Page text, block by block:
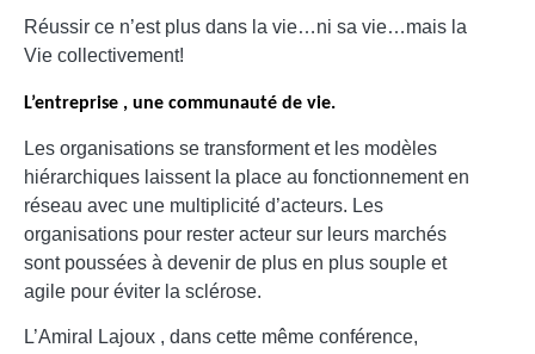
Réussir ce n’est plus dans la vie…ni sa vie…mais la
Vie collectivement!
L’entreprise , une communauté de vie.
Les organisations se transforment et les modèles
hiérarchiques laissent la place au fonctionnement en
réseau avec une multiplicité d’acteurs. Les
organisations pour rester acteur sur leurs marchés
sont poussées à devenir de plus en plus souple et
agile pour éviter la sclérose.
L’Amiral Lajoux , dans cette même conférence,